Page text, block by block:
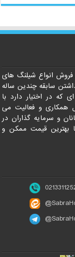
انواع شیلنگ های
سابقه چندین ساله
در اختیار دارد با
همکاری و فعالیت می
و سرمایه گذاران در
بهترین قیمت ممکن و